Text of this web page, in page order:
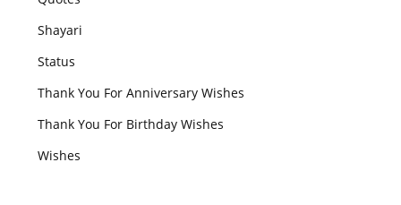
Shayari
Status
Thank You For Anniversary Wishes
Thank You For Birthday Wishes
Wishes